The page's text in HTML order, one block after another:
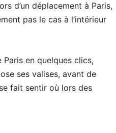
d’un déplacement à Paris,
pas le cas à l’intérieur
en quelques clics,
ses valises, avant de
fait sentir où lors des